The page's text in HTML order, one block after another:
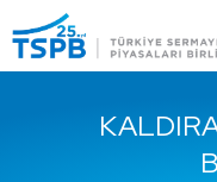
Close